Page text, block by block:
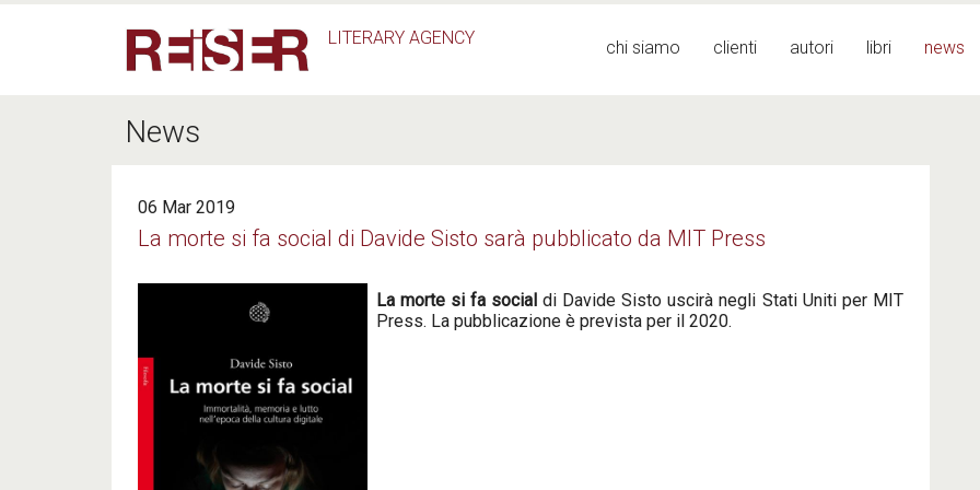
LITERARY AGENCY
Menu principale
chi siamo clienti autori libri news
News
06 Mar 2019
La morte si fa social di Davide Sisto sarà pubblicato da MIT Press
La morte si fa socialdi Davide Sisto uscirà negli Stati Uniti per MIT
Press. La pubblicazione è prevista per il 2020.